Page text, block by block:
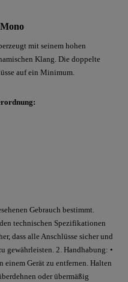
mit seinem hohen
Klang. Die doppelte
auf ein Minimum.
Gebrauch bestimmt.
technischen Spezifikationen
dass alle Anschlüsse sicher und
gewährleisten. 2. Handhabung: •
einem Gerät zu entfernen. Halten
oder übermäßig